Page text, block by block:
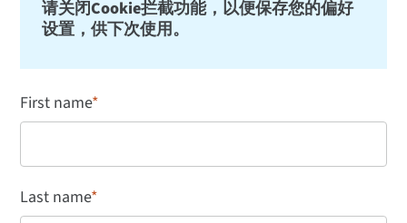
请关闭Cookie拦截功能，以便保存您的偏好
设置，供下次使用。
First name*
Last name*